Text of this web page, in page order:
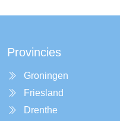
Provincies
Groningen
Friesland
Drenthe